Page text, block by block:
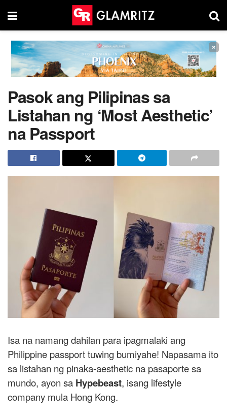
×
Pasok ang Pilipinas sa
Listahan ng ‘Most Aesthetic’
na Passport
Isa na namang dahilan para ipagmalaki ang
Philippine passport tuwing bumiyahe! Napasama ito
sa listahan ng pinaka-aesthetic na pasaporte sa
mundo, ayon sa Hypebeast, isang lifestyle
company mula Hong Kong.